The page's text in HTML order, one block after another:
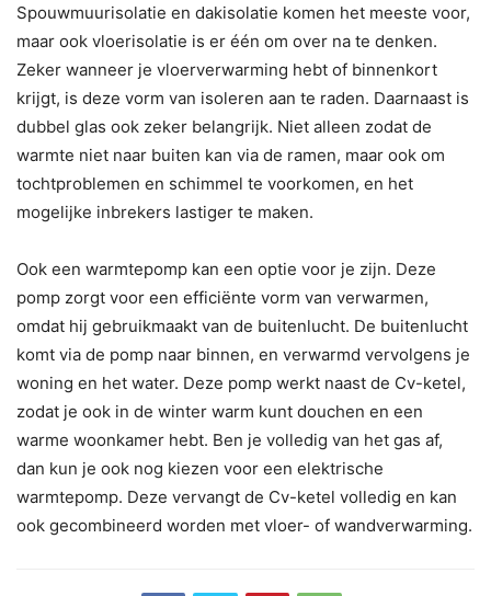
Spouwmuurisolatie en dakisolatie komen het meeste voor,
maar ook vloerisolatie is er één om over na te denken.
Zeker wanneer je vloerverwarming hebt of binnenkort
krijgt, is deze vorm van isoleren aan te raden. Daarnaast is
dubbel glas ook zeker belangrijk. Niet alleen zodat de
warmte niet naar buiten kan via de ramen, maar ook om
tochtproblemen en schimmel te voorkomen, en het
mogelijke inbrekers lastiger te maken.
Ook een warmtepomp kan een optie voor je zijn. Deze
pomp zorgt voor een efficiënte vorm van verwarmen,
omdat hij gebruikmaakt van de buitenlucht. De buitenlucht
komt via de pomp naar binnen, en verwarmd vervolgens je
woning en het water. Deze pomp werkt naast de Cv-ketel,
zodat je ook in de winter warm kunt douchen en een
warme woonkamer hebt. Ben je volledig van het gas af,
dan kun je ook nog kiezen voor een elektrische
warmtepomp. Deze vervangt de Cv-ketel volledig en kan
ook gecombineerd worden met vloer- of wandverwarming.